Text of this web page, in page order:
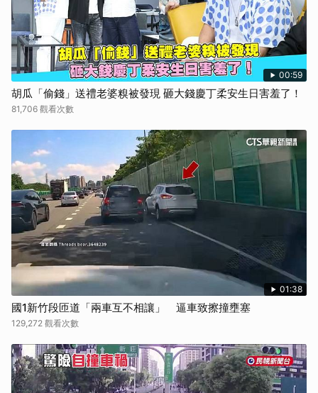
00:59
胡瓜「偷錢」送禮老婆糗被發現 砸大錢慶丁柔安生日害羞了！
81,706 觀看次數
01:38
國1新竹段匝道「兩車互不相讓」 逼車致擦撞壅塞
129,272 觀看次數